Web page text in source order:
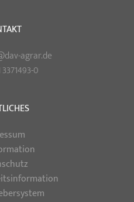
agrar.de
0